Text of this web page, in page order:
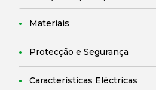
Materiais
Protecção e Segurança
Características Eléctricas